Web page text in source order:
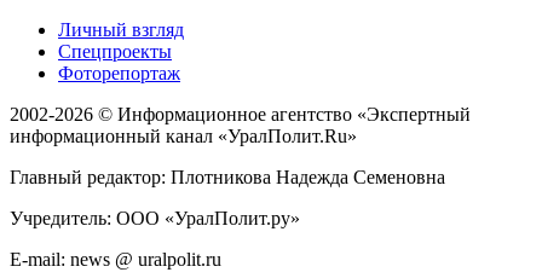
Личный взгляд
Спецпроекты
Фоторепортаж
2002-2026 © Информационное агентство «Экспертный
информационный канал «УралПолит.Ru»
Главный редактор: Плотникова Надежда Семеновна
Учредитель: ООО «УралПолит.ру»
E-mail: news @ uralpolit.ru